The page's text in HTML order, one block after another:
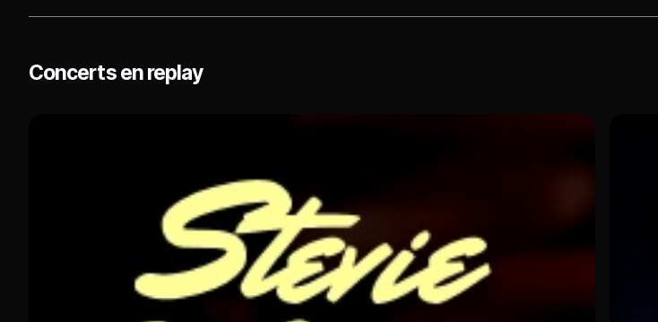
baryton autrichien Daniel Schmutzhard. Si le concert a malheureusement été annulé en raison d’une
alerte météorologique, la répétition générale, filmée, nous fait bénéficier de ce moment musical...
Concerts en replay